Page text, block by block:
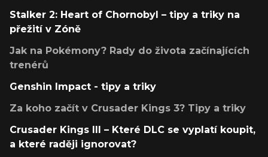
Stalker 2: Heart of Chornobyl – tipy a triky na
přežití v Zóně
Jak na Pokémony? Rady do života začínajících
trenérů
Genshin Impact - tipy a triky
Za koho začít v Crusader Kings 3? Tipy a triky
Crusader Kings III – Které DLC se vyplatí koupit,
a které raději ignorovat?